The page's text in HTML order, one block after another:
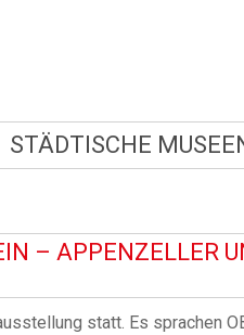
STÄDTISCHE
– APPENZELLER
statt. Es sprachen